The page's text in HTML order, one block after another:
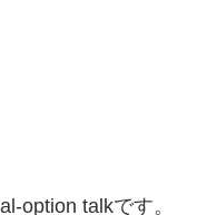
option talkです。